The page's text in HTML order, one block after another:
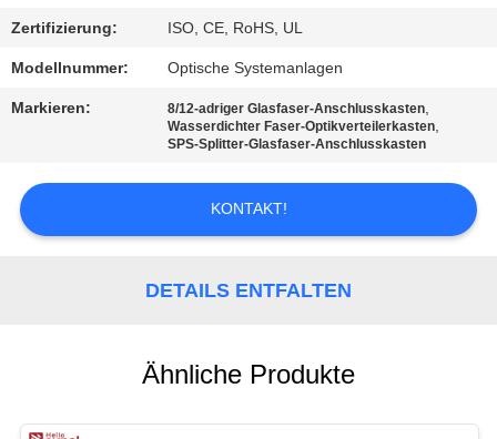
SITEMAP
POLICY
Zertifizierung: ISO, CE, RoHS, UL
Modellnummer: Optische Systemanlagen
Markieren: 8/12-adriger Glasfaser-Anschlusskasten,
Wasserdichter Faser-Optikverteilerkasten,
SPS-Splitter-Glasfaser-Anschlusskasten
KONTAKT!
DETAILS ENTFALTEN
Ähnliche Produkte